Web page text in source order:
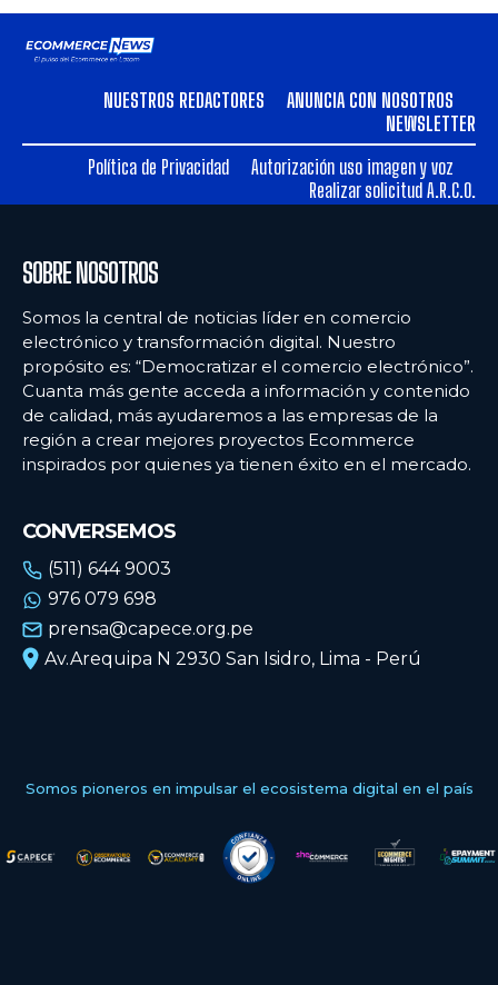
NUESTROS REDACTORES
ANUNCIA CON NOSOTROS
NEWSLETTER
Política de Privacidad
Autorización uso imagen y voz
Realizar solicitud A.R.C.O.
SOBRE NOSOTROS
Somos la central de noticias líder en comercio
electrónico y transformación digital. Nuestro
propósito es: “Democratizar el comercio electrónico”.
Cuanta más gente acceda a información y contenido
de calidad, más ayudaremos a las empresas de la
región a crear mejores proyectos Ecommerce
inspirados por quienes ya tienen éxito en el mercado.
CONVERSEMOS
(511) 644 9003
976 079 698
prensa@capece.org.pe
Av.Arequipa N 2930 San Isidro, Lima - Perú
Somos pioneros en impulsar el ecosistema digital en el país